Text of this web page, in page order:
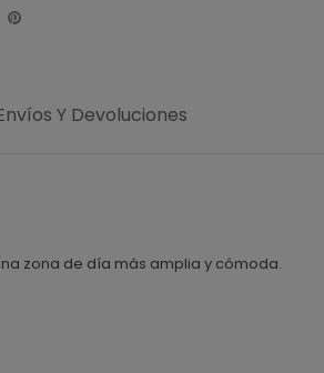
Y Devoluciones
zona de día más amplia y cómoda.